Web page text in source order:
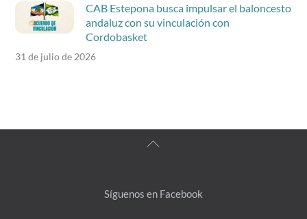
CAB Estepona busca impulsar el baloncesto
andaluz con su vinculación con
Cordobasket
31 de julio de 2026
Back
Síguenos en Facebook